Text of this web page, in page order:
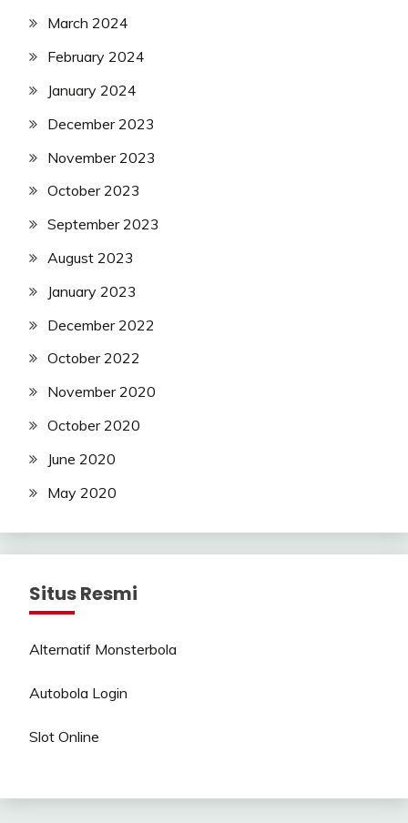
March 2024
February 2024
January 2024
December 2023
November 2023
October 2023
September 2023
August 2023
January 2023
December 2022
October 2022
November 2020
October 2020
June 2020
May 2020
Situs Resmi
Alternatif Monsterbola
Autobola Login
Slot Online